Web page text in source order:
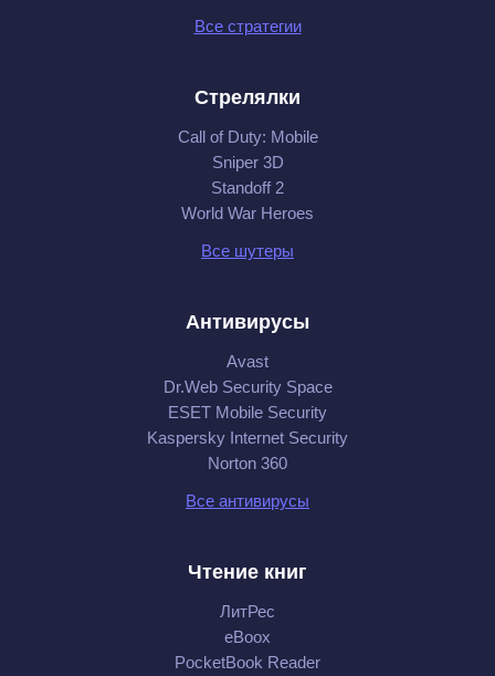
Все стратегии
Стрелялки
Call of Duty: Mobile
Sniper 3D
Standoff 2
World War Heroes
Все шутеры
Антивирусы
Avast
Dr.Web Security Space
ESET Mobile Security
Kaspersky Internet Security
Norton 360
Все антивирусы
Чтение книг
ЛитРес
eBoox
PocketBook Reader